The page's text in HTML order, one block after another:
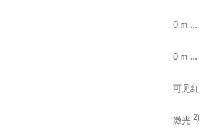
0 m
0 m
可见
激光 2)